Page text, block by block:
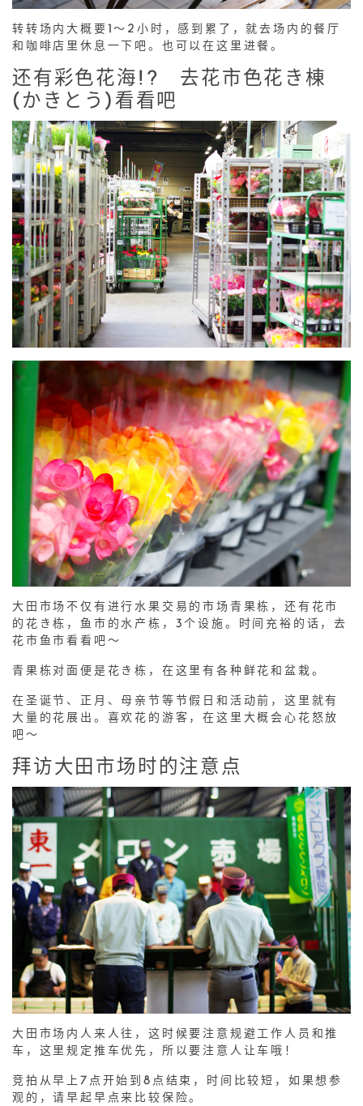
转转场内大概要1～2小时，感到累了，就去场内的餐厅
和咖啡店里休息一下吧。也可以在这里进餐。
还有彩色花海!? 去花市色花き棟
(かきとう)看看吧
大田市场不仅有进行水果交易的市场青果栋，还有花市
的花き栋，鱼市的水产栋，3个设施。时间充裕的话，去
花市鱼市看看吧～
青果栋对面便是花き栋，在这里有各种鲜花和盆栽。
在圣诞节、正月、母亲节等节假日和活动前，这里就有
大量的花展出。喜欢花的游客，在这里大概会心花怒放
吧～
拜访大田市场时的注意点
大田市场内人来人往，这时候要注意规避工作人员和推
车，这里规定推车优先，所以要注意人让车哦！
竞拍从早上7点开始到8点结束，时间比较短，如果想参
观的，请早起早点来比较保险。